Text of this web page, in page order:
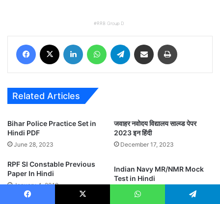
RRB Group D
Facebook LinkedIn WhatsAppTelegram Share via Email
Related Articles
Bihar Police Practice Set in
Hindi PDF
June 28, 2023
जवाहर नवोदय विद्यालय साल्व्ड पेपर
2023 इन हिंदी
December 17, 2023
RPF SI Constable Previous
Paper In Hindi
January 4, 2019
Indian Navy MR/NMR Mock
Test in Hindi
October 20, 2019